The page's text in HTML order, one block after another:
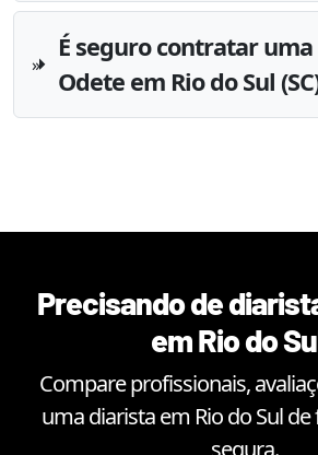
É seguro contratar
Odete em Rio do Sul
Precisando de
emRio do
Compare profissionais,
uma diarista em Rio do Sulde
segura.